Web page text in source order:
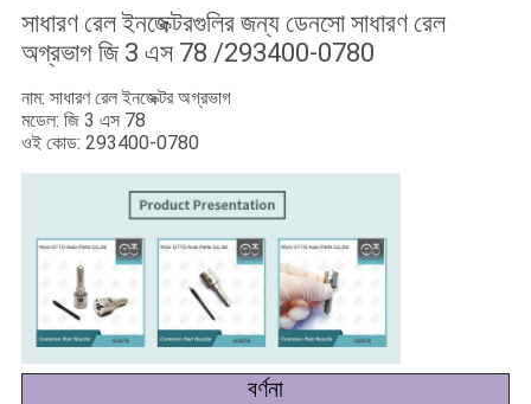
সাধারণ রেল ইনজেক্টরগুলির জন্য ডেনসো সাধারণ রেল
অগ্রভাগ জি 3 এস 78 /293400-0780
নাম: সাধারণ রেল ইনজেক্টর অগ্রভাগ
মডেল: জি 3 এস 78
ওই কোড: 293400-0780
বর্ণনা